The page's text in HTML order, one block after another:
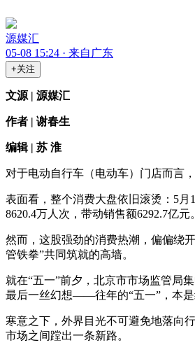
源媒汇
05-08 15:24 · 来自广东
+关注
文源 | 源媒汇
作者 | 谢春生
编辑 | 苏 淮
对于电动自行车（电动车）门店而言
表面看，整个消费大盘依旧滚烫：5月
8620.4万人次，带动销售额6292.7亿
然而，这股强劲的消费热潮，偏偏绕
管铁拳”共同筑就的高墙。
就在“五一”前夕，北京市市场监管局
最后一丝幻想——往年的“五一”，本是
寒意之下，外界目光不可避免地落向
市场之间蹚出一条新路。